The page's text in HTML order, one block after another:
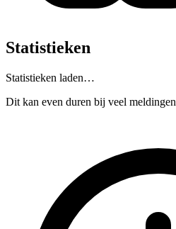
Statistieken
Statistieken laden…
Dit kan even duren bij veel meldingen